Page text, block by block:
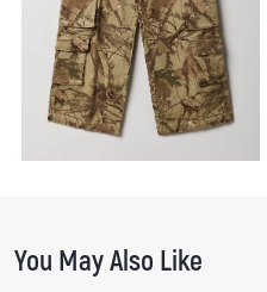
You May Also Like